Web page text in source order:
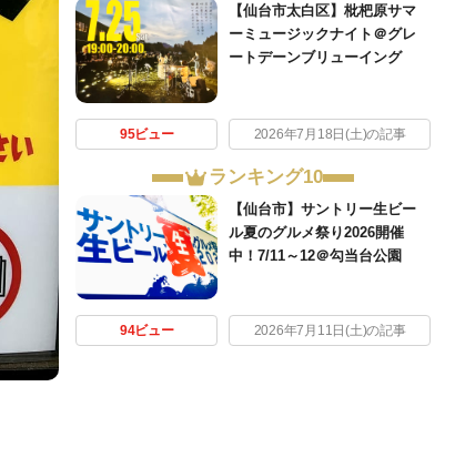
【仙台市太白区】枇杷原サマ
ーミュージックナイト＠グレ
ートデーンブリューイング
95ビュー 2026年7月18日(土)の記事
ランキング10
【仙台市】サントリー生ビー
ル夏のグルメ祭り2026開催
中！7/11～12＠勾当台公園
94ビュー 2026年7月11日(土)の記事